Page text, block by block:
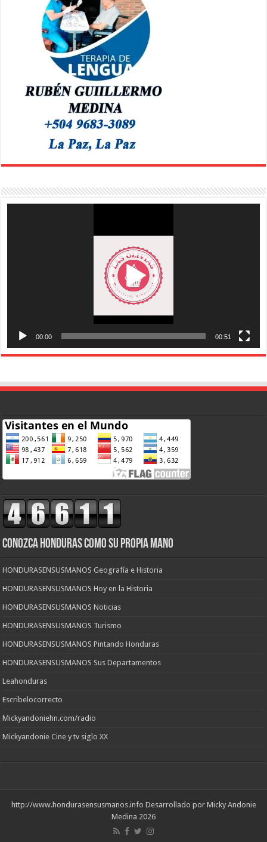
00:00 00:51
CONOZCA HONDURAS COMO SU PROPIA MANO
HONDURASENSUSMANOS Geografía e Historia
HONDURASENSUSMANOS Hoy en la Historia
HONDURASENSUSMANOS Noticias
HONDURASENSUSMANOS Turismo
HONDURASENSUSMANOS Pintando Honduras
HONDURASENSUSMANOS Sus Departamentos
Leahonduras
Escribelocorrecto
Mickyandoniehn.com/radio
Mickyandonie Cine y tv siglo XX
http://www.hondurasensusmanos.info Desarrollado por Micky Andonie
Medina 2026